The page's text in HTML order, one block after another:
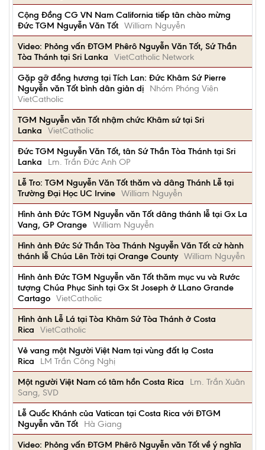
Cộng Đồng CG VN Nam California tiếp tân chào mừng
Đức TGM Nguyễn Văn Tốt William Nguyễn
Video: Phỏng vấn ĐTGM Phêrô Nguyễn Văn Tốt, Sứ Thần
Tòa Thánh tại Sri Lanka
VietCatholic Network
Gặp gỡ đồng hương tại Tích Lan: Đức Khâm Sứ Pierre
Nguyễn văn Tốt bình dân giản dị
Nhóm Phóng Viên
VietCatholic
TGM Nguyễn văn Tốt nhậm chức Khâm sứ tại Sri
Lanka
VietCatholic
Đức TGM Nguyễn Văn Tốt, tân Sứ Thần Tòa Thánh tại Sri
Lanka
Lm. Trần Đức Anh OP
Lễ Tro: TGM Nguyễn Văn Tốt thăm và dâng Thánh Lễ tại
Trường Đại Học UC Irvine William Nguyễn
Hình ảnh Đức TGM Nguyễn văn Tốt dâng thánh lễ tại Gx La
Vang, GP Orange William Nguyễn
Hình ảnh Đức Sứ Thần Tòa Thánh Nguyễn Văn Tốt cử hành
thánh lễ Chúa Lên Trời tại Orange County William Nguyễn
Hình ảnh Đức TGM Nguyễn văn Tốt thăm mục vu và Rước
tượng Chúa Phục Sinh tại Gx St Joseph ở LLano Grande
Cartago VietCatholic
Hình ảnh Lễ Lá tại Tòa Khâm Sứ Tòa Thánh ở Costa
Rica
VietCatholic
Vẻ vang một Người Việt Nam tại vùng đất lạ Costa
Rica
LM Trần Công Nghị
Một người Việt Nam có tâm hồn Costa Rica
Lm. Trần Xuân
Sang, SVD
Lễ Quốc Khánh của Vatican tại Costa Rica với ĐTGM
Nguyễn văn Tốt
Hà Giang
Video: Phỏng vấn ĐTGM Phêrô Nguyễn văn Tốt về ý nghĩa